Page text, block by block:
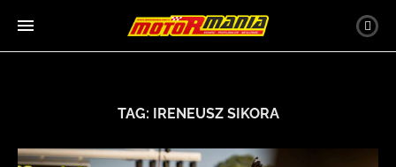
TAG: IRENEUSZ SIKORA